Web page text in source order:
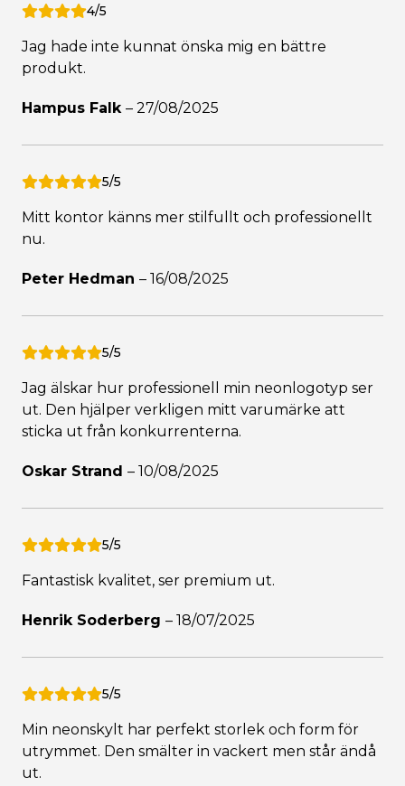
4/5
Jag hade inte kunnat önska mig en bättre
produkt.
Hampus Falk – 27/08/2025
5/5
Mitt kontor känns mer stilfullt och professionellt
nu.
Peter Hedman – 16/08/2025
5/5
Jag älskar hur professionell min neonlogotyp ser
ut. Den hjälper verkligen mitt varumärke att
sticka ut från konkurrenterna.
Oskar Strand – 10/08/2025
5/5
Fantastisk kvalitet, ser premium ut.
Henrik Soderberg – 18/07/2025
5/5
Min neonskylt har perfekt storlek och form för
utrymmet. Den smälter in vackert men står ändå
ut.